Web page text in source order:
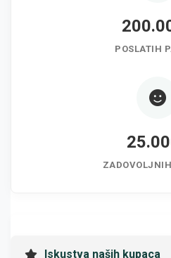
POSLATIH
Iskustva naših kupaca